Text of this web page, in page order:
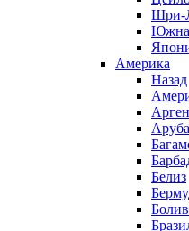
Шри-
Америка
Назад
Аруба
Белиз